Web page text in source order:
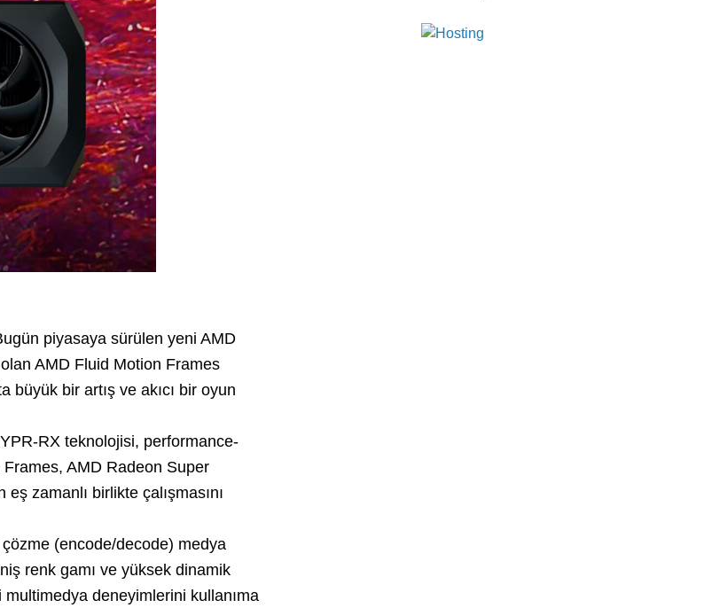
piyasaya sürülen yeni AMD
AMD Fluid Motion Frames
bir artış ve akıcı bir oyun
RX teknolojisi, performance-
AMD Radeon Super
zamanlı birlikte çalışmasını
(encode/decode) medya
renk gamı ​​ve yüksek dinamik
deneyimlerini kullanıma